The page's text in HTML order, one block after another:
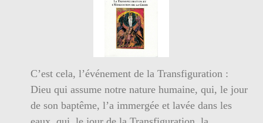
C’est cela, l’événement de la Transfiguration :
Dieu qui assume notre nature humaine, qui, le jour
de son baptême, l’a immergée et lavée dans les